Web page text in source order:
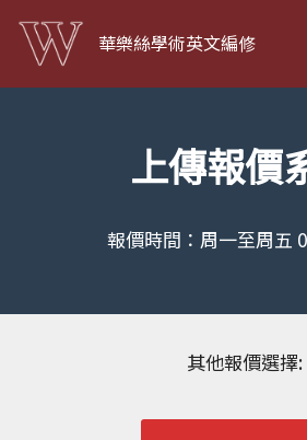
華樂絲學術英文編修
上傳報價
報價時間：周一至周五
其他報價選擇: